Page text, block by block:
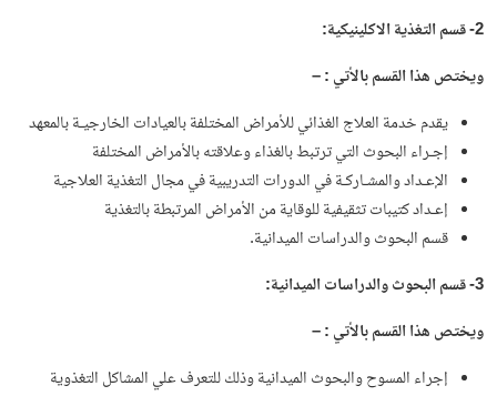
2- قسم التغذية الاكلينيكية:
ويختص هذا القسم بالأتي : –
يقدم خدمة العلاج الغذائي للأمراض المختلفة بالعيادات الخارجيـة بالمعهد
إجـراء البحوث التي ترتبط بالغذاء وعلاقته بالأمراض المختلفة
الإعـداد والمشـاركـة في الدورات التدريبية في مجال التغذية العلاجية
إعـداد كتيبات تثقيفية للوقاية من الأمراض المرتبطة بالتغذية
قسم البحوث والدراسات الميدانية.
3- قسم البحوث والدراسات الميدانية:
ويختص هذا القسم بالأتي : –
إجراء المسوح والبحوث الميدانية وذلك للتعرف علي المشاكل التغذوية